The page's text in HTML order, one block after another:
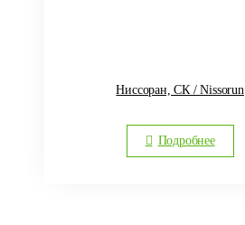
Ниссоран, СК / Nissorun
Подробнее